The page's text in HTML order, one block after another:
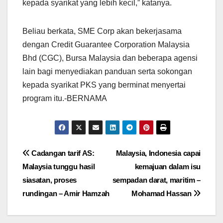
kepada syarikat yang lebih kecil,” katanya.
Beliau berkata, SME Corp akan bekerjasama
dengan Credit Guarantee Corporation Malaysia
Bhd (CGC), Bursa Malaysia dan beberapa agensi
lain bagi menyediakan panduan serta sokongan
kepada syarikat PKS yang berminat menyertai
program itu.-BERNAMA
Post
navigation
Malaysia, Indonesia capai
kemajuan dalam isu
sempadan darat, maritim –
Mohamad Hassan
Cadangan tarif AS:
Malaysia tunggu hasil
siasatan, proses
rundingan – Amir Hamzah